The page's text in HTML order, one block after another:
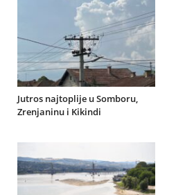
Jutros najtoplije u Somboru,
Zrenjaninu i Kikindi